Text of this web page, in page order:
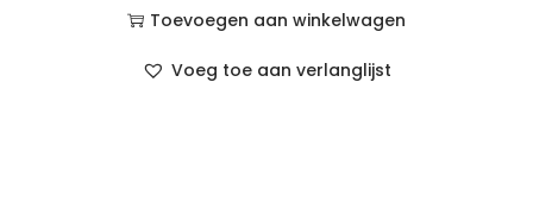
Toevoegen aan winkelwagen
Voeg toe aan verlanglijst